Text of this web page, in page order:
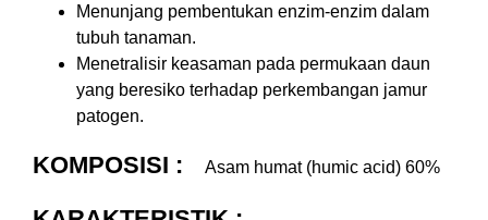
Menunjang pembentukan enzim-enzim dalam
tubuh tanaman.
Menetralisir keasaman pada permukaan daun
yang beresiko terhadap perkembangan jamur
patogen.
KOMPOSISI : Asam humat (humic acid) 60%